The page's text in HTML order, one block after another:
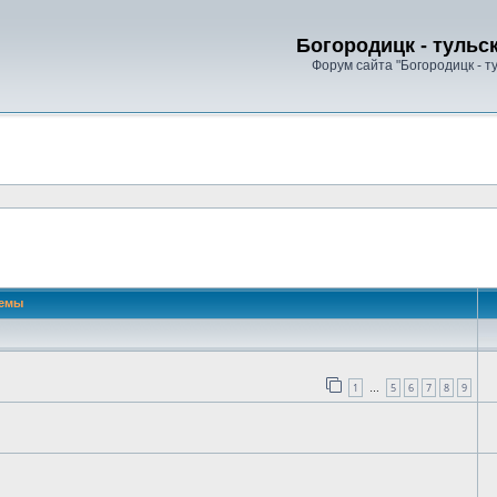
Богородицк -
Форум сайта "Богородицк -
1 … 5 6 7 8 9